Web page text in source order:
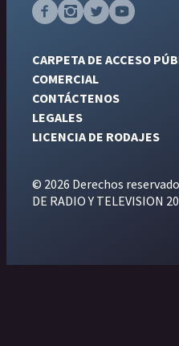
CARPETA DE ACCESO
COMERCIAL
CONTÁCTENOS
LEGALES
LICENCIA DE RODAJES
© 2026 Derechos
DE RADIO Y TELEVISION